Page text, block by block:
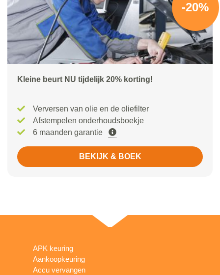
-20%
Kleine beurt NU tijdelijk 20% korting!
Verversen van olie en de oliefilter
Afstempelen onderhoudsboekje
6 maanden garantie
BEKIJK & BOEK
APK keuring
Aankoopkeuring
Accu vervangen